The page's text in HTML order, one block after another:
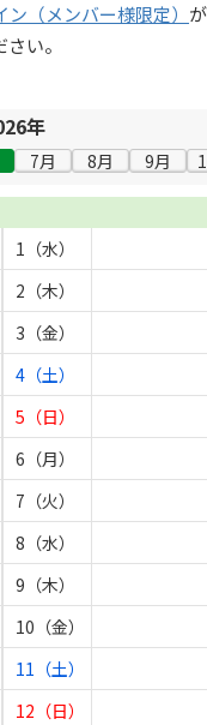
（メンバー様限定）
い。
年
7月 8月 9月
1（水）
2（木）
3（金）
4（土）
5（日）
6（月）
7（火）
8（水）
9（木）
10（金）
11（土）
12（日）